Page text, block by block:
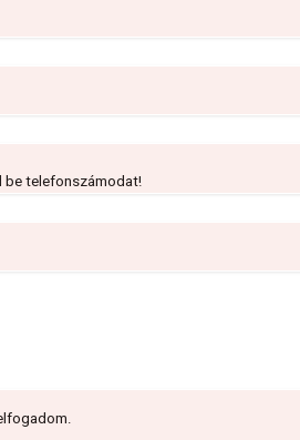
be telefonszámodat!